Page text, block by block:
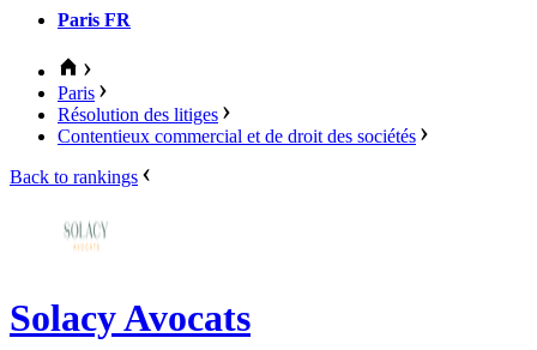
Paris FR
Paris
Résolution des litiges
Contentieux commercial et de droit des sociétés
Back to rankings
Solacy Avocats